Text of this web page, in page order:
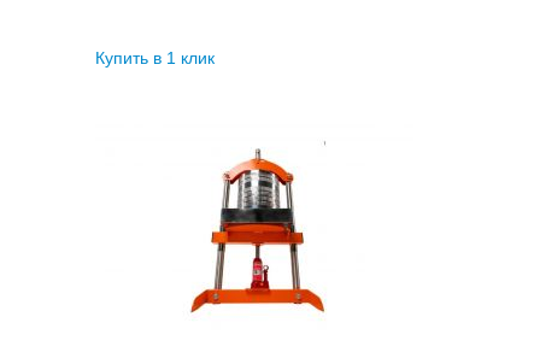
Купить в 1 клик